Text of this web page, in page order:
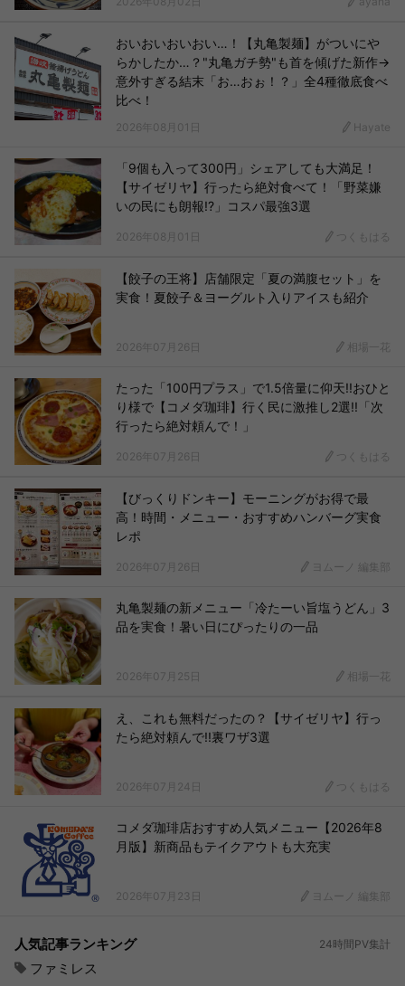
おいおいおいおい…！【丸亀製麺】がついにや
らかしたか…？"丸亀ガチ勢"も首を傾げた新作→
意外すぎる結末「お…おぉ！？」全4種徹底食べ
比べ！
2026年08月01日 Hayate
「9個も入って300円」シェアしても大満足！
【サイゼリヤ】行ったら絶対食べて！「野菜嫌
いの民にも朗報!?」コスパ最強3選
2026年08月01日 つくもはる
【餃子の王将】店舗限定「夏の満腹セット」を
実食！夏餃子＆ヨーグルト入りアイスも紹介
2026年07月26日 相場一花
たった「100円プラス」で1.5倍量に仰天!!おひと
り様で【コメダ珈琲】行く民に激推し2選!!「次
行ったら絶対頼んで！」
2026年07月26日 つくもはる
【びっくりドンキー】モーニングがお得で最
高！時間・メニュー・おすすめハンバーグ実食
レポ
2026年07月26日 ヨムーノ 編集部
丸亀製麺の新メニュー「冷たーい旨塩うどん」3
品を実食！暑い日にぴったりの一品
2026年07月25日 相場一花
え、これも無料だったの？【サイゼリヤ】行っ
たら絶対頼んで!!裏ワザ3選
2026年07月24日 つくもはる
コメダ珈琲店おすすめ人気メニュー【2026年8
月版】新商品もテイクアウトも大充実
2026年07月23日 ヨムーノ 編集部
人気記事ランキング 24時間PV集計
ファミレス